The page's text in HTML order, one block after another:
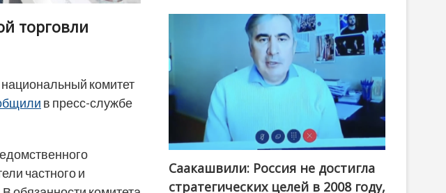
торговли
комитет
в пресс-службе
частного и
Саакашвили: Россия не достигла
стратегических целей в 2008 году,